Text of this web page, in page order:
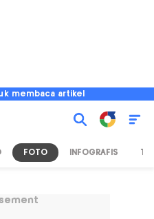
membaca artikel
FOTO INFOGRAFIS TV